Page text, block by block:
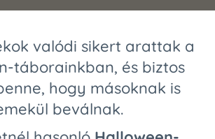
valódi sikert arattak a
táborainkban, és biztos
hogy másoknak is
beválnak.